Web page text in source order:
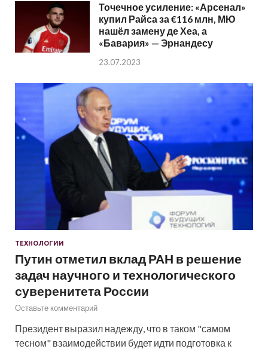
Точечное усиление: «Арсенал»
купил Райса за €116 млн, МЮ
нашёл замену де Хеа, а
«Бавария» — Эрнандесу
23.07.2023
ТЕХНОЛОГИИ
Путин отметил вклад РАН в решение
задач научного и технологического
суверенитета России
Оставьте комментарий
Президент выразил надежду, что в таком "самом
тесном" взаимодействии будет идти подготовка к